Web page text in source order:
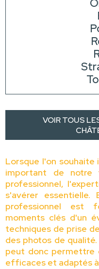
VOIR TOUS
Lorsque l'on
important de notre
professionnel,
s'avérer
professionnel est
moments clés d'un
techniques de prise
des photos de
peut donc permettre
efficaces et adaptés